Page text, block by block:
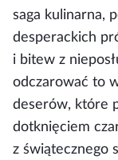
saga kulinarna,
desperackich
i bitew z
odczarować to
deserów, które
dotknięciem
z świątecznego